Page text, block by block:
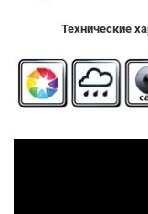
Технические